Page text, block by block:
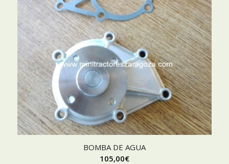
BOMBA DE AGUA
105,00€